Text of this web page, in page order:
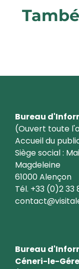
Bureau
(Ouvert toute
Accueil du
Siège social :
Magdeleine
61000 Alençon
Tél. +33 (0)2 33
Bureau
Céneri-le-